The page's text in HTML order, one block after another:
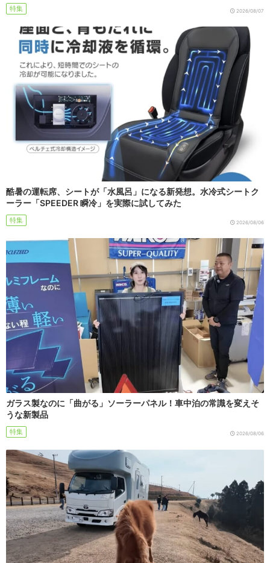
特集 2026/08/07
酷暑の運転席、シートが「水風呂」になる新発想。水冷式シートク
ーラー「SPEEDER 瞬冷」を実際に試してみた
特集 2026/08/06
ガラス製なのに「曲がる」ソーラーパネル！車中泊の常識を変えそ
うな新製品
特集 2026/08/06